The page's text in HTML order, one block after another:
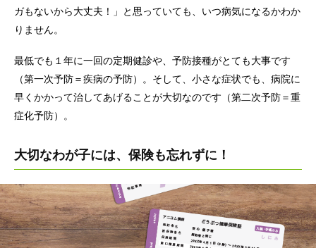
ガもないから大丈夫！」と思っていても、いつ病気になるかわか
りません。
最低でも１年に一回の定期健診や、予防接種がとても大事です
（第一次予防＝疾病の予防）。そして、小さな症状でも、病院に
早くかかって治してあげることが大切なのです（第二次予防＝重
症化予防）。
大切なわが子には、保険も忘れずに！